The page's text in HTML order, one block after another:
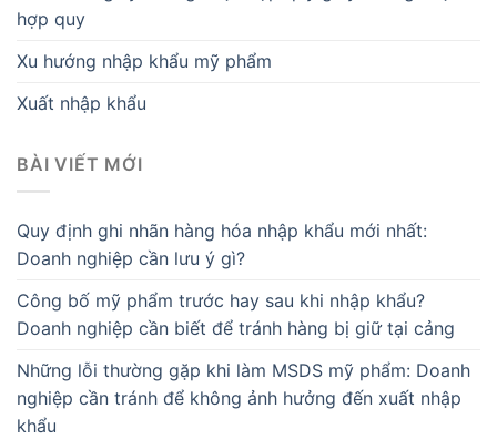
hợp quy
Xu hướng nhập khẩu mỹ phẩm
Xuất nhập khẩu
BÀI VIẾT MỚI
Quy định ghi nhãn hàng hóa nhập khẩu mới nhất:
Doanh nghiệp cần lưu ý gì?
Công bố mỹ phẩm trước hay sau khi nhập khẩu?
Doanh nghiệp cần biết để tránh hàng bị giữ tại cảng
Những lỗi thường gặp khi làm MSDS mỹ phẩm: Doanh
nghiệp cần tránh để không ảnh hưởng đến xuất nhập
khẩu